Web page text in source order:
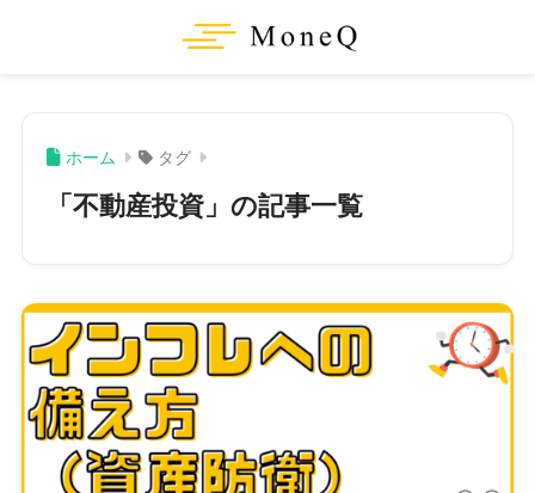
ホーム タグ
「不動産投資」の記事一覧